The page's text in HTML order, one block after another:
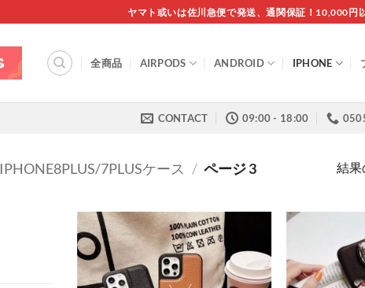
ヤマト或いは佐川急便で発送、通関保証！10,000円
全商品 AIRPODS ANDROID IPHONE
CONTACT 09:00 - 18:00
IPHONE8PLUS/7PLUSケース / ページ 3 結果